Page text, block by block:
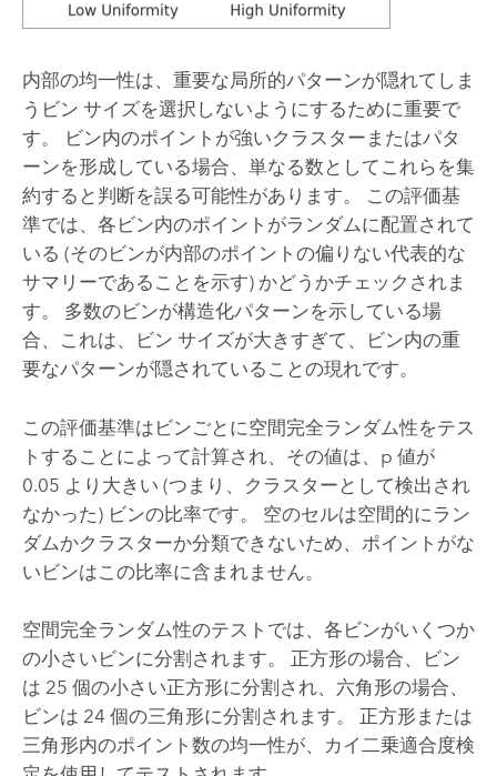
内部の均一性は、重要な局所的パターンが隠れてしま
うビン サイズを選択しないようにするために重要で
す。 ビン内のポイントが強いクラスターまたはパタ
ーンを形成している場合、単なる数としてこれらを集
約すると判断を誤る可能性があります。 この評価基
準では、各ビン内のポイントがランダムに配置されて
いる (そのビンが内部のポイントの偏りない代表的な
サマリーであることを示す) かどうかチェックされま
す。 多数のビンが構造化パターンを示している場
合、これは、ビン サイズが大きすぎて、ビン内の重
要なパターンが隠されていることの現れです。
この評価基準はビンごとに空間完全ランダム性をテス
トすることによって計算され、その値は、p 値が
0.05 より大きい (つまり、クラスターとして検出され
なかった) ビンの比率です。 空のセルは空間的にラン
ダムかクラスターか分類できないため、ポイントがな
いビンはこの比率に含まれません。
空間完全ランダム性のテストでは、各ビンがいくつか
の小さいビンに分割されます。 正方形の場合、ビン
は 25 個の小さい正方形に分割され、六角形の場合、
ビンは 24 個の三角形に分割されます。 正方形または
三角形内のポイント数の均一性が、カイ二乗適合度検